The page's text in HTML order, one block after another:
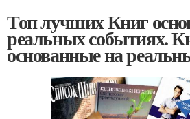
Топ лучших Книг
реальных событиях.
основанные на